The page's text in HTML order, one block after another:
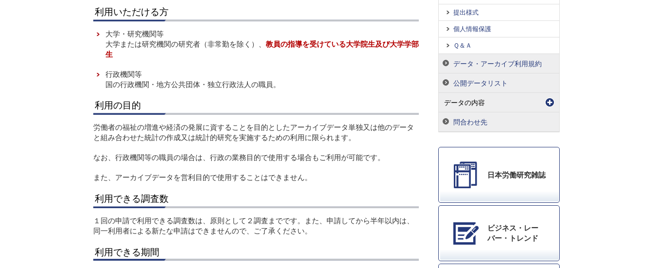
利用いただける方
大学・研究機関等
大学または研究機関の研究者（非常勤を除く）、 教員の指導を受けている大学院生及び大学学部
生
行政機関等
国の行政機関・地方公共団体・独立行政法人の職員。
利用の目的
労働者の福祉の増進や経済の発展に資することを目的としたアーカイブデータ単独又は他のデータ
と組み合わせた統計の作成又は統計的研究を実施するための利用に限られます。
なお、行政機関等の職員の場合は、行政の業務目的で使用する場合もご利用が可能です。
また、アーカイブデータを営利目的で使用することはできません。
利用できる調査数
１回の申請で利用できる調査数は、原則として２調査までです。また、申請してから半年以内は、
同一利用者による新たな申請はできませんので、ご了承ください。
利用できる期間
提出様式
個人情報保護
Ｑ＆Ａ
データ・アーカイブ利用規約
公開データリスト
データの内容
問合わせ先
日本労働研究雑誌
ビジネス・レー
バー・トレンド